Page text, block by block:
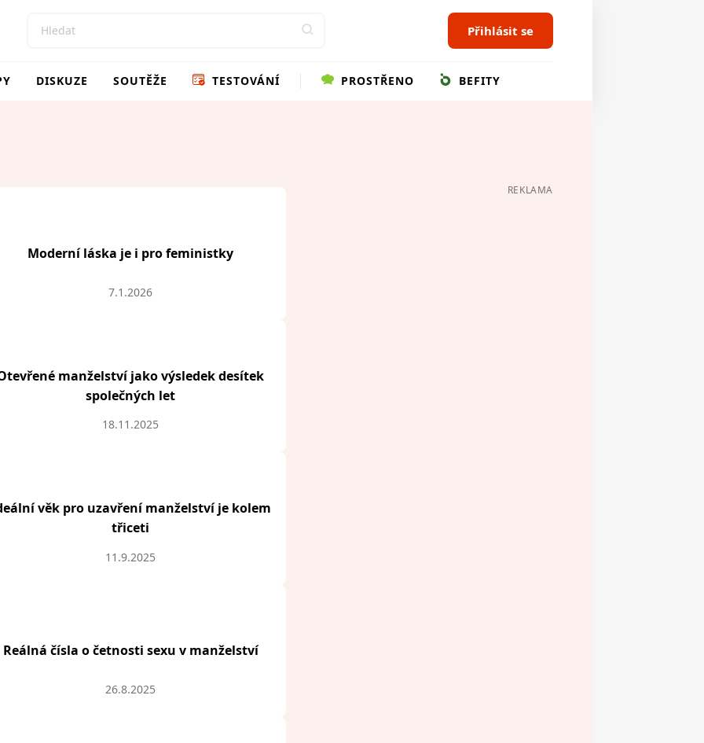
Přihlásit se
DISKUZE SOUTĚŽE TESTOVÁNÍ PROSTŘENO BEFITY
Moderní láska je i pro feministky
7.1.2026
manželství jako výsledek desítek
společných let
18.11.2025
věk pro uzavření manželství je kolem
třiceti
11.9.2025
Reálná čísla o četnosti sexu v manželství
26.8.2025
REKLAMA